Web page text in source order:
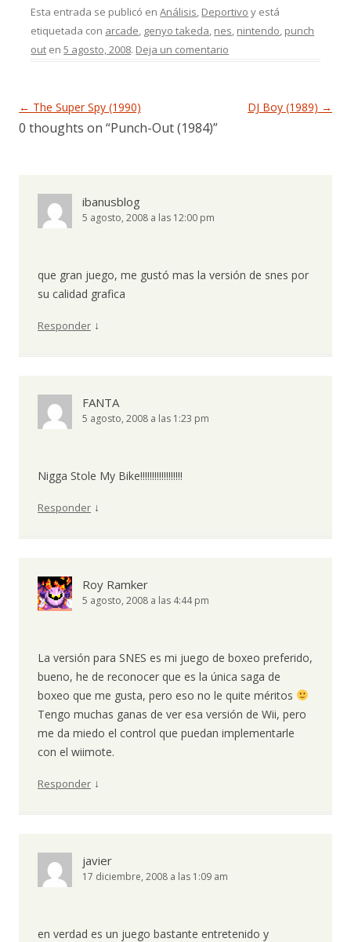
Esta entrada se publicó enAnálisis, Deportivo y está
etiquetada con arcade, genyo takeda, nes, nintendo, punch
out en5 agosto, 2008. Deja un comentario
Navegación de entradas
← The Super Spy (1990) DJ Boy (1989) →
0 thoughts on “Punch-Out (1984)”
ibanusblog
5 agosto, 2008 a las 12:00 pm
que gran juego, me gustó mas la versión de snes por
su calidad grafica
Responder ↓
FANTA
5 agosto, 2008 a las 1:23 pm
Nigga Stole My Bike!!!!!!!!!!!!!!!!!!
Responder ↓
Roy Ramker
5 agosto, 2008 a las 4:44 pm
La versión para SNES es mi juego de boxeo preferido,
bueno, he de reconocer que es la única saga de
boxeo que me gusta, pero eso no le quite méritos
Tengo muchas ganas de ver esa versión de Wii, pero
me da miedo el control que puedan implementarle
con el wiimote.
Responder ↓
javier
17 diciembre, 2008 a las 1:09 am
en verdad es un juego bastante entretenido y